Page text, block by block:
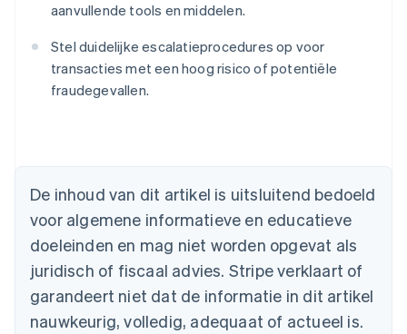
aanvullende tools en middelen.
Stel duidelijke escalatieprocedures op voor
transacties met een hoog risico of potentiële
fraudegevallen.
De inhoud van dit artikel is uitsluitend bedoeld
voor algemene informatieve en educatieve
doeleinden en mag niet worden opgevat als
juridisch of fiscaal advies. Stripe verklaart of
garandeert niet dat de informatie in dit artikel
nauwkeurig, volledig, adequaat of actueel is.
België
Brazilië
PortuguêsEnglish
Bulgarije
English
Canada
English Français
Cyprus
English